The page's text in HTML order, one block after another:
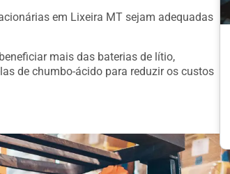
em Lixeira MT sejam adequadas
mais das baterias de lítio,
de chumbo-ácido para reduzir os custos